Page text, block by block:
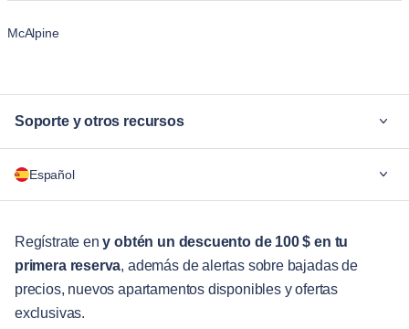
McAlpine
Soporte y otros recursos
Para las empresas
Servicios para huéspedes
Guías de ciudades
Socios
Español
English
Português
Regístrate eny obtén un descuento de 100 $ en tu
primera reserva, además de alertas sobre bajadas de
precios, nuevos apartamentos disponibles y ofertas
exclusivas.